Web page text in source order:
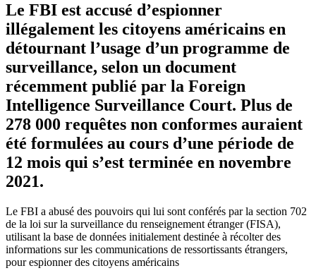
Le FBI est accusé d’espionner
illégalement les citoyens américains en
détournant l’usage d’un programme de
surveillance, selon un document
récemment publié par la Foreign
Intelligence Surveillance Court. Plus de
278 000 requêtes non conformes auraient
été formulées au cours d’une période de
12 mois qui s’est terminée en novembre
2021.
Le FBI a abusé des pouvoirs qui lui sont conférés par la section 702
de la loi sur la surveillance du renseignement étranger (FISA),
utilisant la base de données initialement destinée à récolter des
informations sur les communications de ressortissants étrangers,
pour espionner des citoyens américains